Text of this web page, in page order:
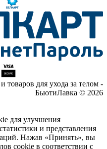
товаров для ухода за телом -
БьютиЛавка © 2026
для улучшения
и представления
Нажав «Принять», вы
cookie в соответствии с